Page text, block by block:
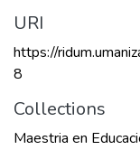
URI
https://
8
Collections
Maestria en